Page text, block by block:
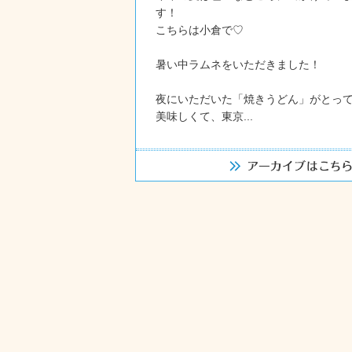
す！
こちらは小倉で♡
暑い中ラムネをいただきました！
夜にいただいた「焼きうどん」がとっ
美味しくて、東京...